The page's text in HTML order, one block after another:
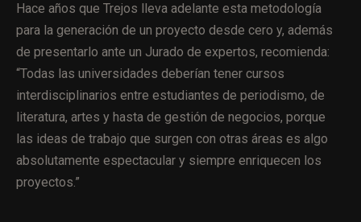
Hace años que Trejos lleva adelante esta metodología
para la generación de un proyecto desde cero y, además
de presentarlo ante un Jurado de expertos, recomienda:
“Todas las universidades deberían tener cursos
interdisciplinarios entre estudiantes de periodismo, de
literatura, artes y hasta de gestión de negocios, porque
las ideas de trabajo que surgen con otras áreas es algo
absolutamente espectacular y siempre enriquecen los
proyectos.”